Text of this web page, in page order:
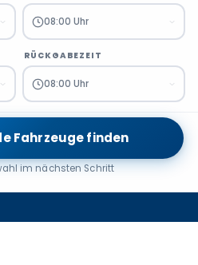
08:00 Uhr
RÜCKGABEZEIT
08:00 Uhr
Fahrzeuge finden
im nächsten Schritt